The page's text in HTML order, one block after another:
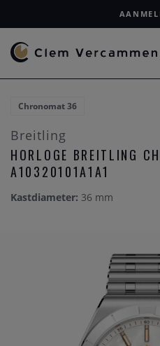
Chronomat 36
Breitling
HORLOGE BREITLING
A10320101A1A1
Kastdiameter: 36 mm